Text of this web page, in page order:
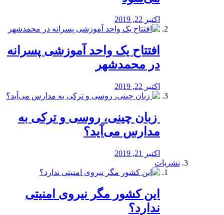
اکتبر 22, 2019
افتتاح یک واحد آموزشی پسرانه
در محمدشهر
اکتبر 22, 2019
️ زبان چینی، روسی و ترکی به
مدارس می‌آید؟
اکتبر 21, 2019
نشریات
این کشور مگر نیروی امنیتی
ندارد؟